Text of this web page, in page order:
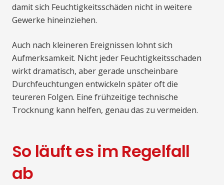
damit sich Feuchtigkeitsschäden nicht in weitere
Gewerke hineinziehen.
Auch nach kleineren Ereignissen lohnt sich
Aufmerksamkeit. Nicht jeder Feuchtigkeitsschaden
wirkt dramatisch, aber gerade unscheinbare
Durchfeuchtungen entwickeln später oft die
teureren Folgen. Eine frühzeitige technische
Trocknung kann helfen, genau das zu vermeiden.
So läuft es im Regelfall
ab